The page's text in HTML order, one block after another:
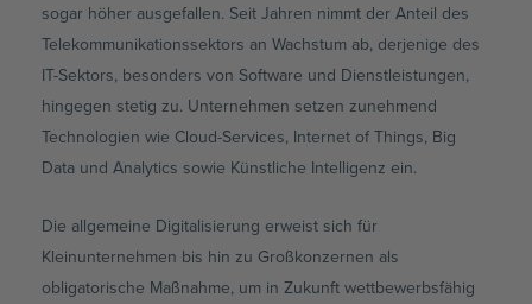
sogar höher ausgefallen. Seit Jahren nimmt der Anteil des
Telekommunikationssektors an Wachstum ab, derjenige des
IT-Sektors, besonders von Software und Dienstleistungen,
hingegen stetig zu. Unternehmen setzen zunehmend
Technologien wie Cloud-Services, Internet of Things, Big
Data und Analytics sowie Künstliche Intelligenz ein.
Die allgemeine Digitalisierung erweist sich für
Kleinunternehmen bis hin zu Großkonzernen als
obligatorische Maßnahme, um in Zukunft wettbewerbsfähig